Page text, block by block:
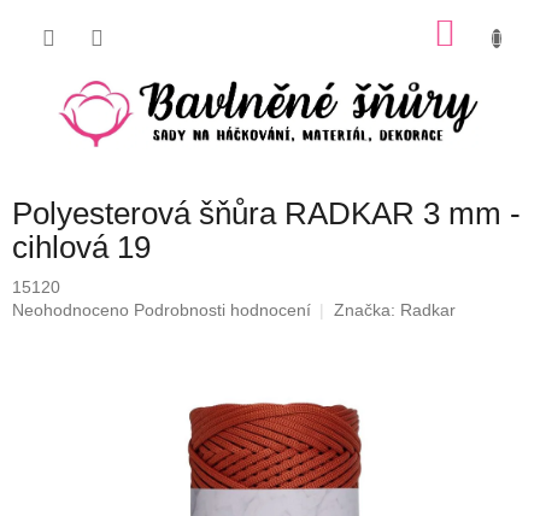
Polyesterová šňůra RADKAR 3 mm -
cihlová 19
15120
Průměrné
Neohodnoceno Podrobnosti hodnocení Značka: Radkar